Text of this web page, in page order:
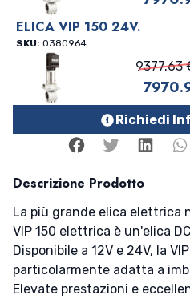
di cavo. Alimentazione: 12
ELICHE 2 Peso: 40 KG POWER:
ELICA VIP 150 24V.
SKU: 0380964
9377.63
Richiedi
FacebookTwitter
Descrizione Prodotto
La più grande elica elettrica
VIP 150 elettrica è un'elica
Disponibile a 12V e 24V, la
particolarmente adatta a
Elevate prestazioni e